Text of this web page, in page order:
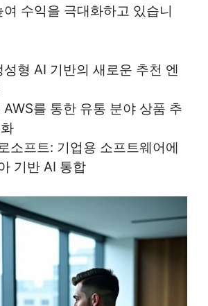
수익을 극대화하고 있습니
성형 AI 기반의 새로운 추천 엔
AWS를 통한 유통 분야 상품 추
소프트: 기업용 소프트웨어에
기반 AI 통합